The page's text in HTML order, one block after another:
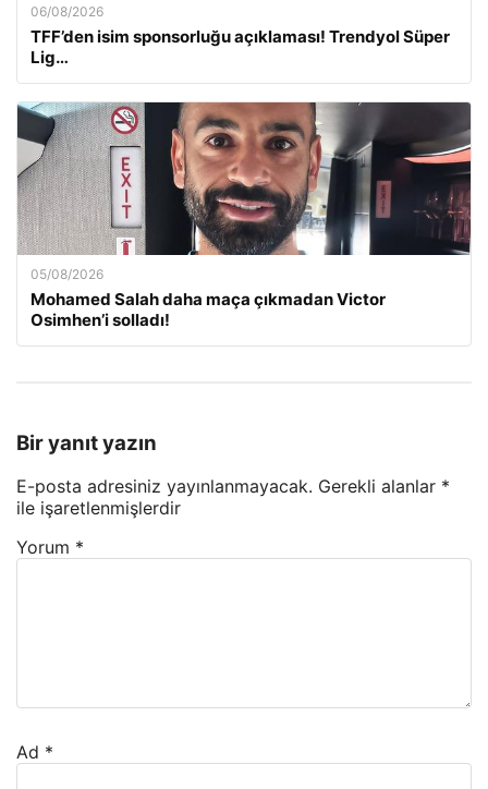
06/08/2026
TFF’den isim sponsorluğu açıklaması! Trendyol Süper
Lig…
05/08/2026
Mohamed Salah daha maça çıkmadan Victor
Osimhen’i solladı!
Bir yanıt yazın
E-posta adresiniz yayınlanmayacak. Gerekli alanlar *
ile işaretlenmişlerdir
Yorum *
Ad *